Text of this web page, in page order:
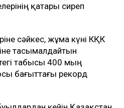
қатары сиреп
сәйкес, жұма күні КҚК
тасымалдайтын
табысы 400 мың
бағыттағы рекорд